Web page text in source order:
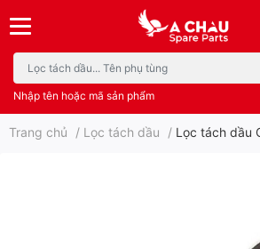
Nhập tên hoặc mã sản phẩm
Trang chủ / Lọc tách dầu / Lọc tách dầu